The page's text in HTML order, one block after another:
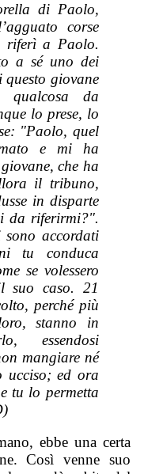
di Paolo,
corse
riferì a Paolo.
a sé uno dei
giovane
qualcosa da
lo prese, lo
"Paolo, quel
e mi ha
che ha
il tribuno,
in disparte
da riferirmi?".
accordati
tu conduca
se volessero
suo caso. 21
perché più
stanno in
essendosi
mangiare né
ucciso; ed ora
tu lo permetta
ebbe una certa
Così venne suo